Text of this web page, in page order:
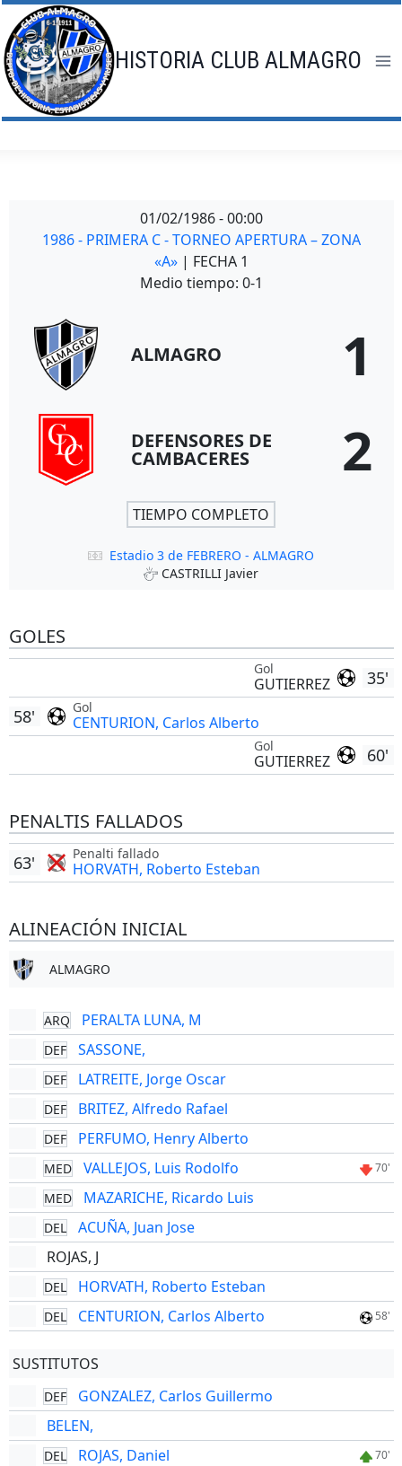
Saltar
al
contenido
HISTORIA CLUB ALMAGRO
01/02/1986 - 00:00
1986 - PRIMERA C - TORNEO APERTURA – ZONA
«A» | FECHA 1
Medio tiempo: 0-1
ALMAGRO 1
DEFENSORES DE
CAMBACERES 2
TIEMPO COMPLETO
Estadio 3 de FEBRERO - ALMAGRO
CASTRILLI Javier
GOLES
35'
Gol
GUTIERREZ
Gol
CENTURION, Carlos Alberto
58'
60'
Gol
GUTIERREZ
PENALTIS FALLADOS
Penalti fallado
HORVATH, Roberto Esteban
63'
ALINEACIÓN INICIAL
ALMAGRO
ARQ PERALTA LUNA, M
DEF SASSONE,
DEF LATREITE, Jorge Oscar
DEF BRITEZ, Alfredo Rafael
DEF PERFUMO, Henry Alberto
MED VALLEJOS, Luis Rodolfo 70'
MED MAZARICHE, Ricardo Luis
DEL
ACUÑA, Juan Jose
ROJAS, J
DEL HORVATH, Roberto Esteban
DEL CENTURION, Carlos Alberto 58'
SUSTITUTOS
DEF
GONZALEZ, Carlos Guillermo
BELEN,
DEL ROJAS, Daniel 70'